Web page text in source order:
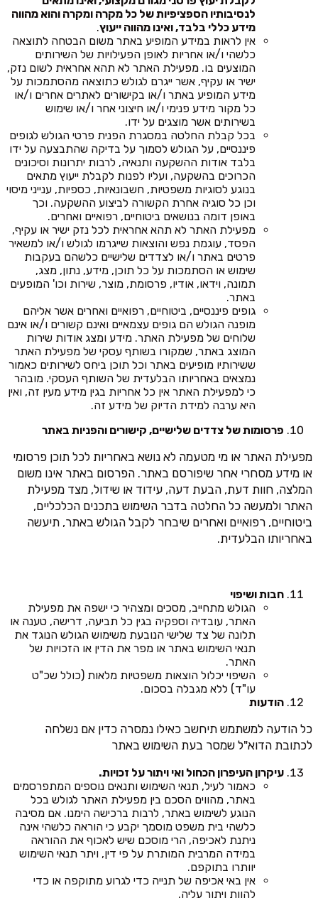
לנסיבותיו הספציפיות של כל מקרה ומקרה והוא מהווה
מידע כללי בלבד, ואינו מהווה ייעוץ.
אין לראות במידע המופיע באתר משום הבטחה לתוצאה
כלשהי ו/או אחריות לאופן הפעילויות של השירותים
המוצעים בו. מפעילת האתר לא תהא אחראית לשום נזק,
ישיר או עקיף, אשר ייגרם לגולש כתוצאה מהסתמכות על
מידע המופיע באתר ו/או בקישורים לאתרים אחרים ו/או
כל מקור מידע פנימי ו/או חיצוני אחר ו/או שימוש
בשירותים אשר מוצגים על ידו.
בכל קבלת החלטה במסגרת הפנית פרטי הגולש לגופים
פיננסיים, על הגולש לסמוך על בדיקה שהתבצעה על ידו
בלבד אודות ההשקעה ותנאיה, לרבות יתרונות וסיכונים
הכרוכים בהשקעה, ועליו לפנות לקבלת ייעוץ מתאים
בנוגע לסוגיות משפטיות, חשבונאיות, כספיות, ענייני מיסוי
וכן כל סוגיה אחרת הקשורה לביצוע ההשקעה. וכך
באופן דומה בנושאים ביטוחיים, רפואיים ואחרים.
מפעילת האתר לא תהא אחראית לכל נזק ישיר או עקיף,
הפסד, עוגמת נפש והוצאות שייגרמו לגולש ו/או למשאיר
פרטים באתר ו/או לצדדים שלישיים כלשהם בעקבות
שימוש או הסתמכות על כל תוכן, מידע, נתון, מצג,
תמונה, וידאו, אודיו, פרסומת, מוצר, שירות וכו' המופעים
באתר.
גופים פיננסיים, ביטוחיים, רפואיים ואחרים אשר אליהם
מופנה הגולש הם גופים עצמאיים ואינם קשורים ו/או אינם
שלוחים של מפעילת האתר. מידע ומצג אודות שירות
המוצג באתר, שמקורו בשותף עסקי של מפעילת האתר
ששירותיו מופיעים באתר וכל תוכן ביחס לשירותים כאמור
נמצאים באחריותו הבלעדית של השותף העסקי. מובהר
כי למפעילת האתר אין כל אחריות בגין מידע מעין זה, ואין
היא ערבה למידת הדיוק של מידע זה.
פרסומות של צדדים שלישיים, קישורים והפניות באתר
מפעילת האתר או מי מטעמה לא נושא באחריות לכל תוכן פרסומי
או מידע מסחרי אחר שיפורסם באתר. הפרסום באתר אינו משום
המלצה, חוות דעת, הבעת דעה, עידוד או שידול, מצד מפעילת
האתר ולמעשה כל החלטה בדבר השימוש בתכנים הכלכליים,
ביטוחיים, רפואיים ואחרים שיבחר לקבל הגולש באתר, תיעשה
באחריותו הבלעדית.
חבות ושיפוי
הגולש מתחייב, מסכים ומצהיר כי ישפה את מפעילת
האתר, עובדיה וספקיה בגין כל תביעה, דרישה, טענה או
תלונה של צד שלישי הנובעת משימוש הגולש הנוגד את
תנאי השימוש באתר או מפר את הדין או הזכויות של
האתר.
השיפוי יכלול הוצאות משפטיות מלאות (כולל שכ"ט
עו"ד) ללא מגבלה בסכום.
הודעות
כל הודעה למשתמש תיחשב כאילו נמסרה כדין אם נשלחה
לכתובת הדוא"ל שמסר בעת השימוש באתר
עיקרון העיפרון הכחול ואי ויתור על זכויות.
כאמור לעיל, תנאי השימוש ותנאים נוספים המתפרסמים
באתר, מהווים הסכם בין מפעילת האתר לגולש בכל
הנוגע לשימוש באתר, לרבות ברכישה הימנו. אם מסיבה
כלשהי בית משפט מוסמך יקבע כי הוראה כלשהי אינה
ניתנת לאכיפה, הרי מוסכם שיש לאכוף את ההוראה
במידה המרבית המותרת על פי דין, ויתר תנאי השימוש
יוותרו בתוקפם.
אין באי אכיפה של תנייה כדי לגרוע מתוקפה או כדי
להוות ויתור עליה.